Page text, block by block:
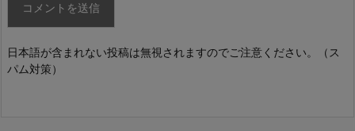
日本語が含まれない投稿は無視されますのでご注意ください。（ス
パム対策）